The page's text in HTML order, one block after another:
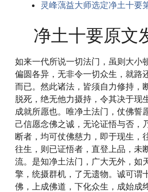
灵峰蕅益大师选定净土十要
净土十要原文
如来一代所说一切法门，虽则大小
偏圆各异，无非令一切众生，就路
而已。然此诸法，皆须自力修持，
脱死，绝无他力摄持，令其决于现
成就所愿也。唯净土法门，仗佛誓
己信愿念佛之诚，无论证悟与否，
断者，均可仗佛慈力，即于现生，
往生，则已证悟者，直登上品，未
流。是知净土法门，广大无外，如
擎，统摄群机，了无遗物。诚可谓
佛，上成佛道，下化众生，成始成